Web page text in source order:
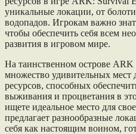
уникальные локации, от
водопадов. Игрокам важно
чтобы обеспечить себя всем
развития в игровом мире.
На таинственном острове
множество удивительных мест
ресурсов, способных
выживания и процветания в
ищете идеальное место для
предлагает разнообразные
себя как настоящим воином,